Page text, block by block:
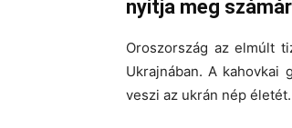
nyitja meg
Oroszország az elmúlt
Ukrajnában. A kahovkai
veszi az ukrán nép életét.